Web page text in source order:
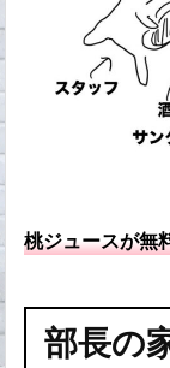
桃ジュースが無
部長の